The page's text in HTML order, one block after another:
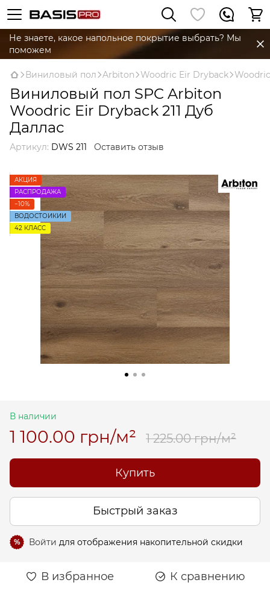
Не знаете, какое напольное покрытие выбрать? Мы
поможем
Виниловый пол Arbiton Woodric Eir Dryback
Виниловый пол SPC Arbiton
Woodric Eir Dryback 211 Дуб
Даллас
Артикул: DWS 211 Оставить отзыв
АКЦИЯ
РАСПРОДАЖА
−10%
ВОДОСТОЙКИЙ
42 КЛАСC
В наличии
1 100.00 грн/м² 1 225.00 грн/м²
Купить
Быстрый заказ
% Войти для отображения накопительной скидки
В избранное К сравнению